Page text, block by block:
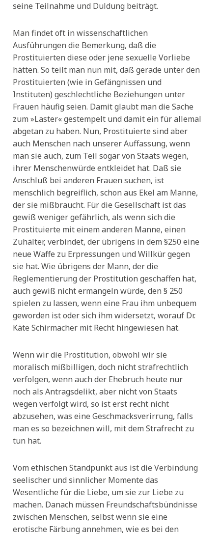
seine Teilnahme und Duldung beiträgt.
Man findet oft in wissenschaftlichen
Ausführungen die Bemerkung, daß die
Prostituierten diese oder jene sexuelle Vorliebe
hätten. So teilt man nun mit, daß gerade unter den
Prostituierten (wie in Gefängnissen und
Instituten) geschlechtliche Beziehungen unter
Frauen häufig seien. Damit glaubt man die Sache
zum »Laster« gestempelt und damit ein für allemal
abgetan zu haben. Nun, Prostituierte sind aber
auch Menschen nach unserer Auffassung, wenn
man sie auch, zum Teil sogar von Staats wegen,
ihrer Menschenwürde entkleidet hat. Daß sie
Anschluß bei anderen Frauen suchen, ist
menschlich begreiflich, schon aus Ekel am Manne,
der sie mißbraucht. Für die Gesellschaft ist das
gewiß weniger gefährlich, als wenn sich die
Prostituierte mit einem anderen Manne, einen
Zuhälter, verbindet, der übrigens in dem §250 eine
neue Waffe zu Erpressungen und Willkür gegen
sie hat. Wie übrigens der Mann, der die
Reglementierung der Prostitution geschaffen hat,
auch gewiß nicht ermangeln würde, den § 250
spielen zu lassen, wenn eine Frau ihm unbequem
geworden ist oder sich ihm widersetzt, worauf Dr.
Käte Schirmacher mit Recht hingewiesen hat.
Wenn wir die Prostitution, obwohl wir sie
moralisch mißbilligen, doch nicht strafrechtlich
verfolgen, wenn auch der Ehebruch heute nur
noch als Antragsdelikt, aber nicht von Staats
wegen verfolgt wird, so ist erst recht nicht
abzusehen, was eine Geschmacksverirrung, falls
man es so bezeichnen will, mit dem Strafrecht zu
tun hat.
Vom ethischen Standpunkt aus ist die Verbindung
seelischer und sinnlicher Momente das
Wesentliche für die Liebe, um sie zur Liebe zu
machen. Danach müssen Freundschaftsbündnisse
zwischen Menschen, selbst wenn sie eine
erotische Färbung annehmen, wie es bei den